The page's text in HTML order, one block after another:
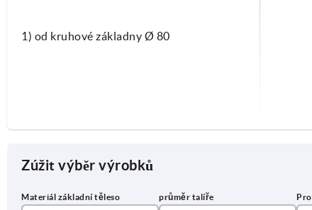
1) od kruhové základny Ø 80
Zúžit výběr výrobků